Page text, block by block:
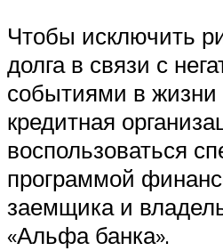
Чтобы исключить
долга в связи с
событиями в
кредитная
воспользоваться
программой
заемщика и
«Альфа банка».